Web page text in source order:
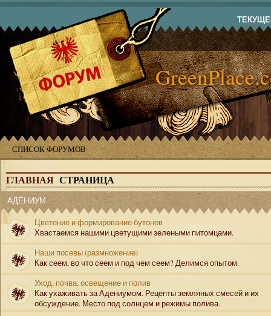
СПИСОК ФОРУМОВ
ГЛАВНАЯ СТРАНИЦА
АДЕНИУМ
Цветение и формирование бутонов
Хвастаемся нашими цветущими зелеными питомцами.
Наши посевы (размножение)
Как сеем, во что сеем и под чем сеем? Делимся опытом.
Уход, почва, освещение и полив
Как ухаживать за Адениумом. Рецепты земляных смесей и их
обсуждение. Место под солнцем и режимы полива.